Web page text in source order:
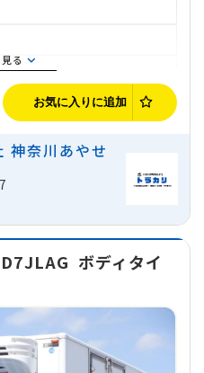
お気に入りに追加
吉岡東3-1-27
る
神奈川あやせ
ボディタイ